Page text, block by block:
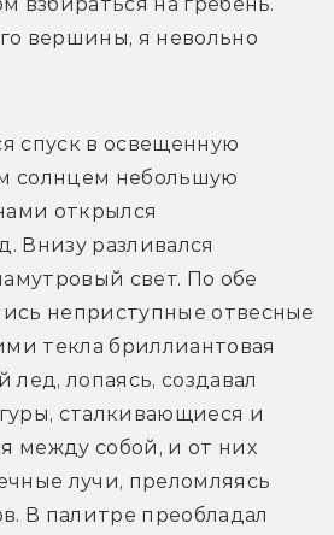
вершины, я невольно
спуск в освещенную
солнцем небольшую
открылся
Внизу разливался
свет. По обе
неприступные отвесные
текла бриллиантовая
лопаясь, создавал
сталкивающиеся и
между собой, и от них
лучи, преломляясь
В палитре преобладал